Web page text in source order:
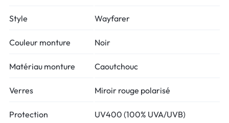
Style Wayfarer
Couleur monture Noir
Matériau monture Caoutchouc
Verres Miroir rouge polarisé
Protection UV400 (100% UVA/UVB)